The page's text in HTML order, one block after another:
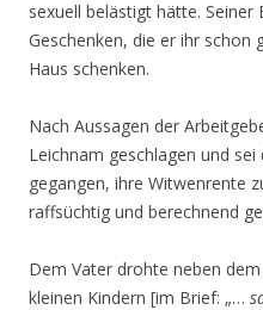
sexuell belästigt hätte. Seiner
Geschenken, die er ihr schon
Haus schenken.
Nach Aussagen der
Leichnam geschlagen und
gegangen, ihre Witwenrente
raffsüchtig und berechnend
Dem Vater drohte neben
kleinen Kindern [im Brief: „…